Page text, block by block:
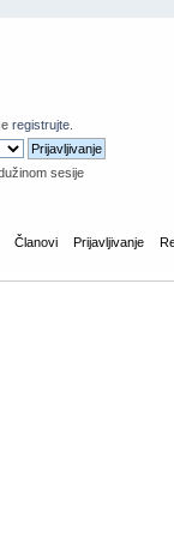
registrujte
sesije
Članovi Prijavljivanje